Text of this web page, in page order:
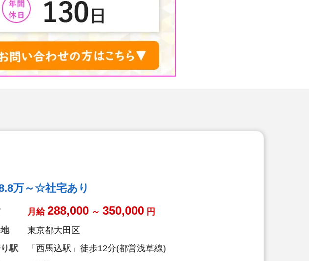
万～☆社宅あり
月給 288,000 ～ 350,000 円
東京都大田区
駅
「西馬込駅」徒歩12分(都営浅草線)